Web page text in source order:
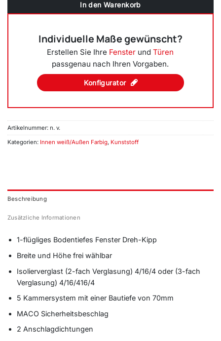
In den Warenkorb
Individuelle Maße gewünscht?
Erstellen Sie Ihre Fenster undTüren
passgenau nach Ihren Vorgaben.
Konfigurator
Artikelnummer: n. v.
Kategorien: Innen weiß/Außen Farbig, Kunststoff
Beschreibung
Zusätzliche Informationen
1-flügliges Bodentiefes Fenster Dreh-Kipp
Breite und Höhe frei wählbar
Isolierverglast (2-fach Verglasung) 4/16/4 oder (3-fach
Verglasung) 4/16/416/4
5 Kammersystem mit einer Bautiefe von 70mm
MACO Sicherheitsbeschlag
2 Anschlagdichtungen